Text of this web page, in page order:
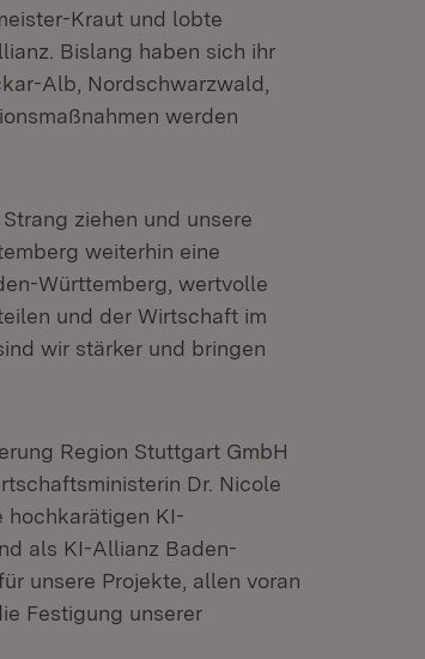
Kraut und lobte
Bislang haben sich ihr
Alb, Nordschwarzwald,
werden
ziehen und unsere
weiterhin eine
Württemberg, wertvolle
und der Wirtschaft im
wir stärker und bringen
Region Stuttgart GmbH
Dr. Nicole
hochkarätigen KI-
als KI-Allianz Baden-
unsere Projekte, allen voran
Festigung unserer